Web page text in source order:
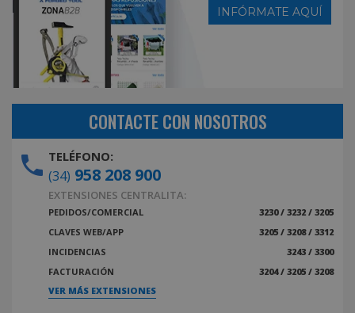
INFÓRMATE AQUÍ
CONTACTE CON NOSOTROS
TELÉFONO:
(34) 958 208 900
EXTENSIONES CENTRALITA:
PEDIDOS/COMERCIAL
3230 / 3232 / 3205
CLAVES WEB/APP
3205 / 3208 / 3312
INCIDENCIAS
3243 / 3300
FACTURACIÓN
3204 / 3205 / 3208
VER MÁS EXTENSIONES